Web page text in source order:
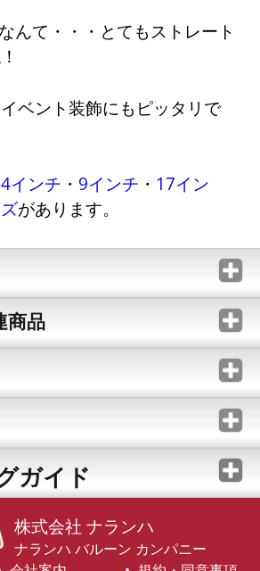
なんて・・・とてもストレート
ベント装飾にもピッタリで
4インチ ・ 9インチ ・ 17イン
があります。
商品
ガイド
株式会社 ナランハ
ナランハ バルーン カンパニー